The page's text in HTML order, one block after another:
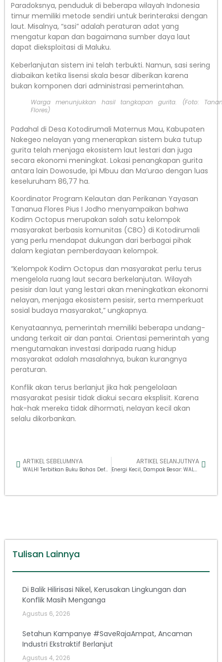
Paradoksnya, penduduk di beberapa wilayah Indonesia
timur memiliki metode sendiri untuk berinteraksi dengan
laut. Misalnya, “sasi” adalah peraturan adat yang
mengatur kapan dan bagaimana sumber daya laut
dapat dieksploitasi di Maluku.
Keberlanjutan sistem ini telah terbukti. Namun, sasi sering
diabaikan ketika lisensi skala besar diberikan karena
bukan komponen dari administrasi pemerintahan.
Warga menunjukkan hasil tangkapan gurita. (Foto:
Flores)
Padahal di Desa Kotodirumali Maternus Mau, Kabupaten
Nakegeo nelayan yang menerapkan sistem buka tutup
gurita telah menjaga ekosistem laut lestari dan juga
secara ekonomi meningkat. Lokasi penangkapan gurita
antara lain Dowosude, Ipi Mbuu dan Ma’urao dengan luas
keseluruham 86,77 ha.
Koordinator Program Kelautan dan Perikanan Yayasan
Tananua Flores Pius I Jodho menyampaikan bahwa
Kodim Octopus merupakan salah satu kelompok
masyarakat berbasis komunitas (CBO) di Kotodirumali
yang perlu mendapat dukungan dari berbagai pihak
dalam kegiatan pemberdayaan kelompok.
“Kelompok Kodim Octopus dan masyarakat perlu terus
mengelola ruang laut secara berkelanjutan. Wilayah
pesisir dan laut yang lestari akan meningkatkan ekonomi
nelayan, menjaga ekosistem pesisir, serta memperkuat
sosial budaya masyarakat,” ungkapnya.
Kenyataannya, pemerintah memiliki beberapa undang-
undang terkait air dan pantai. Orientasi pemerintah yang
mengutamakan investasi daripada ruang hidup
masyarakat adalah masalahnya, bukan kurangnya
peraturan.
Konflik akan terus berlanjut jika hak pengelolaan
masyarakat pesisir tidak diakui secara eksplisit. Karena
hak-hak mereka tidak dihormati, nelayan kecil akan
selalu dikorbankan.
ARTIKEL SEBELUMNYA
WALHI Terbitkan Buku Bahas Deforestasi Sistematis Atas Nama Transisi Energi di Indonesia
ARTIKEL SELANJUTNYA
Energi Kecil, Dampak Besar: WALHI Soroti Bahaya PSEL bagi Lingkungan dan APBN
Tulisan Lainnya
Di Balik Hilirisasi Nikel, Kerusakan Lingkungan dan
Konflik Masih Menganga
Agustus 6, 2026
Setahun Kampanye #SaveRajaAmpat, Ancaman
Industri Ekstraktif Berlanjut
Agustus 4, 2026